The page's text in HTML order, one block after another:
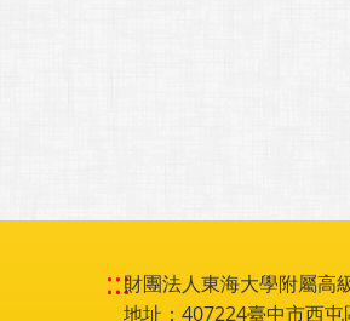
:::財團法人東海大學附屬高
地址：407224臺中市西